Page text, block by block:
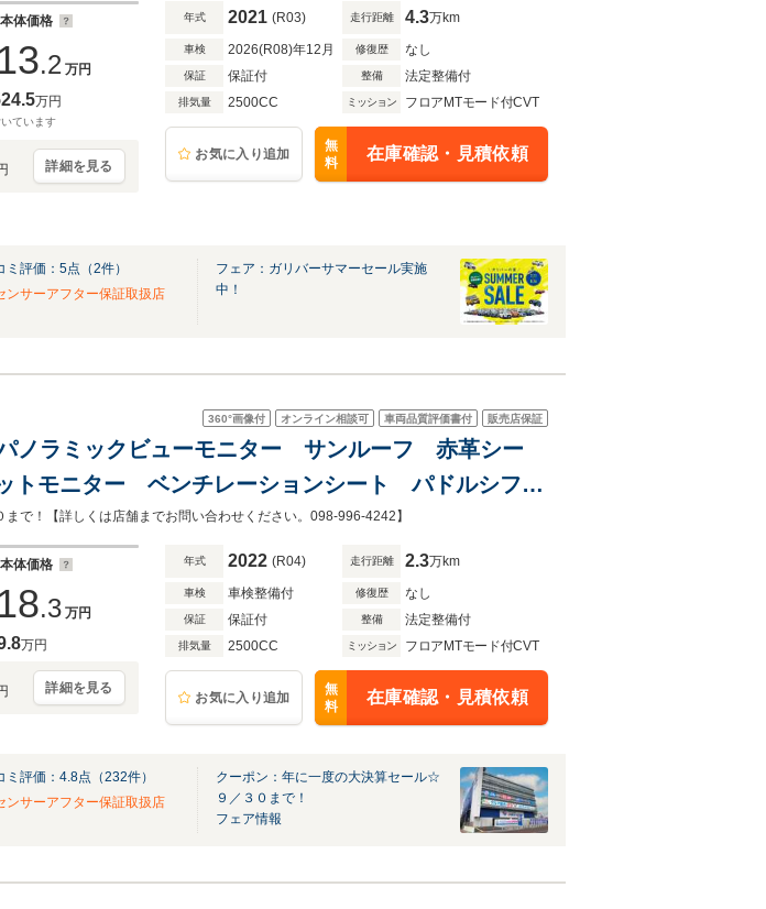
体価格
.2 万円
万円
ています
詳細を見る
年式 2021 (R03) 走行距離 4.3万km
車検 2026(R08)年12月 修復歴 なし
保証 保証付 整備 法定整備付
排気量 2500CC ミッション フロアMTモード付CVT
お気に入り追加
無
料
在庫確認・見積依頼
ミ評価： 5点（2件）
ンサーアフター保証取扱店
フェア：ガリバーサマーセール実施
中！
360°画像付 オンライン相談可 車両品質評価書付 販売店保証
ノラミックビューモニター サンルーフ 赤革シー
トモニター ベンチレーションシート パドルシフ
ト クリアランスソナー 追従クルーズコントロー
で！【詳しくは店舗までお問い合わせください。098-996-4242】
体価格
.3 万円
万円
詳細を見る
年式 2022 (R04) 走行距離 2.3万km
車検 車検整備付 修復歴 なし
保証 保証付 整備 法定整備付
排気量 2500CC ミッション フロアMTモード付CVT
お気に入り追加
無
料
在庫確認・見積依頼
ミ評価： 4.8点（232件）
ンサーアフター保証取扱店
クーポン：年に一度の大決算セール☆
９／３０まで！
フェア情報